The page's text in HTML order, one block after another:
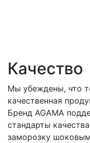
Качество
Мы убеждены, что
качественная
Бренд AGAMA
стандарты
заморозку